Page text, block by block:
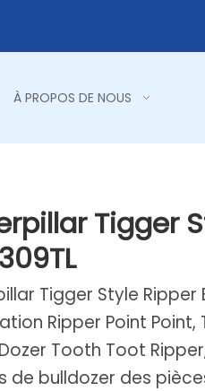
À PROPOS DE NOUS
Tigger
Tigger Style Ripper
Ripper Point
Tooth Toot
de bulldozer des